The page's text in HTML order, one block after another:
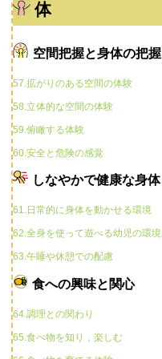
体
空間把握と身体の把握
57.拡がりのある空間の体験
58.立体的な空間の体験
59.俯瞰する体験
60.安全と危険の感覚
しなやかで健康な身体
61.日常的に身体を動かせる環境
62.全身を使って遊べる幼児の環境
63.午睡や休憩での配慮
食への興味と関心
64.調理との関わり
65.食べ物を知り，楽しむ